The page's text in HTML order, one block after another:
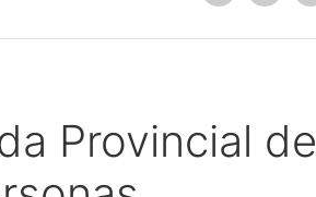
Provincial de